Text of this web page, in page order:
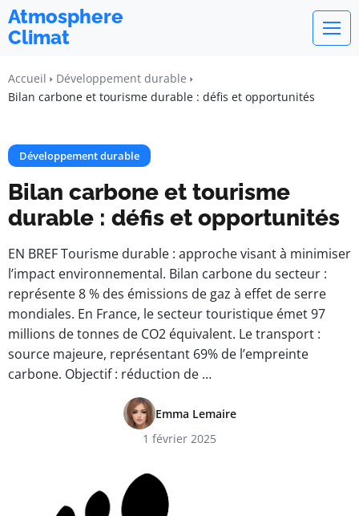
Atmosphere
Climat
Accueil
Développement durable
Bilan carbone et tourisme durable : défis et opportunités
Développement durable
Bilan carbone et tourisme
durable : défis et opportunités
EN BREF Tourisme durable : approche visant à minimiser
l’impact environnemental. Bilan carbone du secteur :
représente 8 % des émissions de gaz à effet de serre
mondiales. En France, le secteur touristique émet 97
millions de tonnes de CO2 équivalent. Le transport :
source majeure, représentant 69% de l’empreinte
carbone. Objectif : réduction de …
Emma Lemaire
1 février 2025